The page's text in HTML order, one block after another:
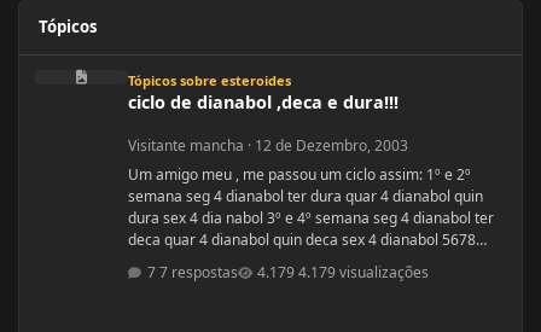
Tópicos
ciclo de dianabol ,deca e dura!!!
Tópicos sobre esteroides
ciclo de dianabol ,deca e dura!!!
Visitante mancha · 12 de Dezembro, 2003
Um amigo meu , me passou um ciclo assim: 1º e 2º
semana seg 4 dianabol ter dura quar 4 dianabol quin
dura sex 4 dia nabol 3º e 4º semana seg 4 dianabol ter
deca quar 4 dianabol quin deca sex 4 dianabol 5678
seman vou partir para definição com outros anabolicos.
PERGUNTAS : 1 - GOSTARIA DE SABER A OPNIÃO DE
7 respostas 4.179 visualizações